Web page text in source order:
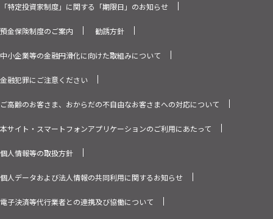
「特定投資家制度」に関する「期限日」のお知らせ
預金保険制度のご案内 勧誘方針
中小企業等の金融円滑化に向けた取組みについて
金融犯罪にご注意ください
ご高齢のお客さま、おからだの不自由なお客さまへの対応について
本サイト・スマートフォンアプリケーションのご利用にあたって
個人情報等の取扱方針
個人データおよび法人情報の共同利用に関するお知らせ
電子決済等代行業者との連携及び協働について